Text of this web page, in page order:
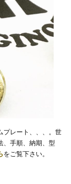
プレート、、、。世
、手順、納期、型
をご覧下さい。